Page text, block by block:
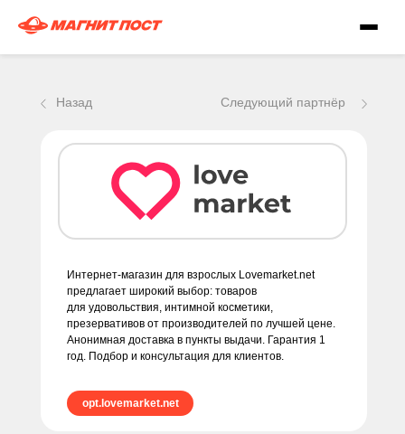
контакты
Интернет-магазин для взрослых Lovemarket.net
предлагает широкий выбор: товаров
для удовольствия, интимной косметики,
презервативов от производителей по лучшей цене.
Анонимная доставка в пункты выдачи. Гарантия 1
год. Подбор и консультация для клиентов.
Назад Следующий партнёр
opt.lovemarket.net